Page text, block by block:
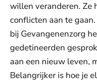
willen veranderen. Ze
conflicten aan te
bij Gevangenenzorg
gedetineerden
aan een nieuw leven,
Belangrijker is hoe je